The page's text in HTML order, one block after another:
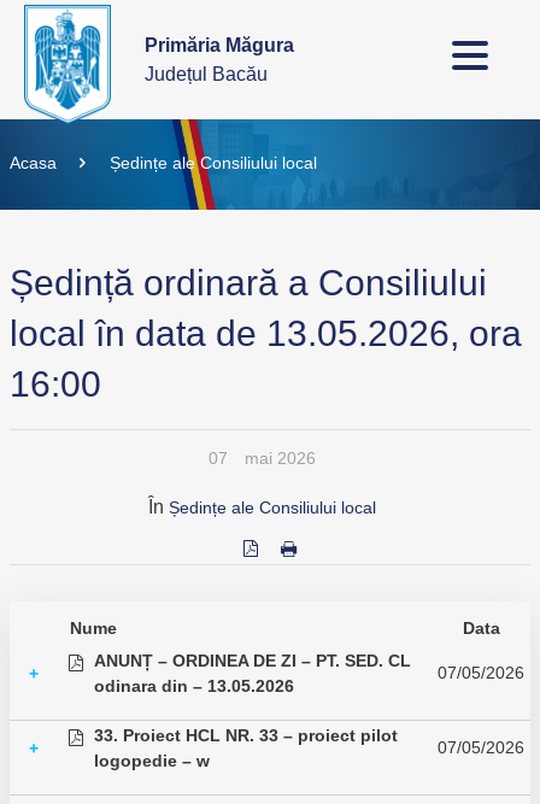
Primăria Măgura
Județul Bacău
Acasa Ședințe ale Consiliului local
Ședință ordinară a Consiliului
local în data de 13.05.2026, ora
16:00
07 mai 2026
În Ședințe ale Consiliului local
Nume Data
+
ANUNȚ – ORDINEA DE ZI – PT. SED. CL
odinara din – 13.05.2026
07/05/2026
+
33. Proiect HCL NR. 33 – proiect pilot
logopedie – w
07/05/2026